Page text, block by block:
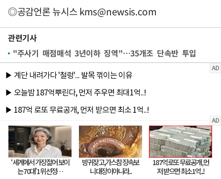
◎공감언론 뉴시스kms@newsis.com
관련기사
"주사기 매점매석 3년이하 징역"…35개조 단속반 투입